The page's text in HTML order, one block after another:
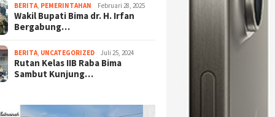
BERITA PEMERINTAHAN Februari 28, 2025
Wakil Bupati Bima dr. H. Irfan
Bergabung…
BERITA UNCATEGORIZED Juli 25, 2024
Rutan Kelas IIB Raba Bima
Sambut Kunjung…